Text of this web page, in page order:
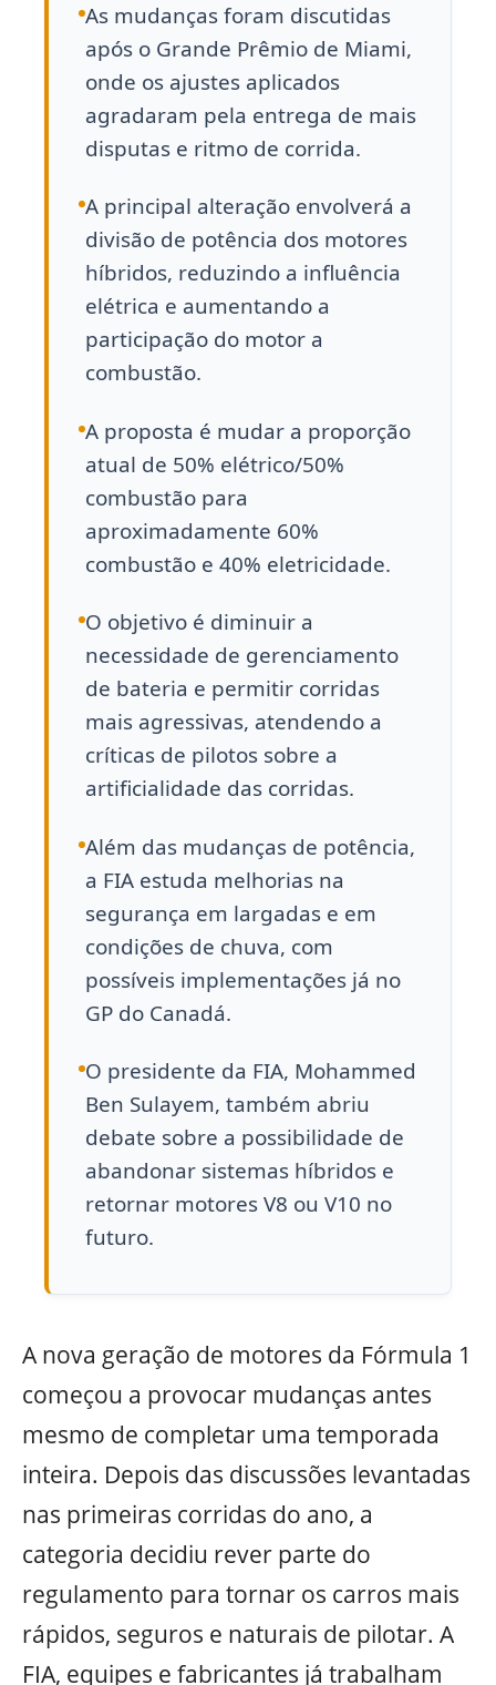
As mudanças foram discutidas
após o Grande Prêmio de Miami,
onde os ajustes aplicados
agradaram pela entrega de mais
disputas e ritmo de corrida.
A principal alteração envolverá a
divisão de potência dos motores
híbridos, reduzindo a influência
elétrica e aumentando a
participação do motor a
combustão.
A proposta é mudar a proporção
atual de 50% elétrico/50%
combustão para
aproximadamente 60%
combustão e 40% eletricidade.
O objetivo é diminuir a
necessidade de gerenciamento
de bateria e permitir corridas
mais agressivas, atendendo a
críticas de pilotos sobre a
artificialidade das corridas.
Além das mudanças de potência,
a FIA estuda melhorias na
segurança em largadas e em
condições de chuva, com
possíveis implementações já no
GP do Canadá.
O presidente da FIA, Mohammed
Ben Sulayem, também abriu
debate sobre a possibilidade de
abandonar sistemas híbridos e
retornar motores V8 ou V10 no
futuro.
A nova geração de motores da Fórmula 1
começou a provocar mudanças antes
mesmo de completar uma temporada
inteira. Depois das discussões levantadas
nas primeiras corridas do ano, a
categoria decidiu rever parte do
regulamento para tornar os carros mais
rápidos, seguros e naturais de pilotar. A
FIA, equipes e fabricantes já trabalham